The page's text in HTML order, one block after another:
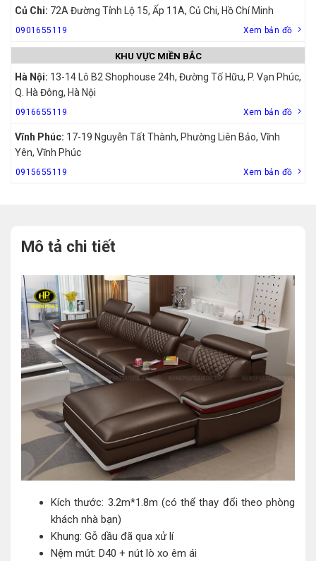
Củ Chi: 72A Đường Tỉnh Lộ 15, Ấp 11A, Củ Chi, Hồ Chí Minh
0901655119 Xem bản đồ
KHU VỰC MIỀN BẮC
Hà Nội: 13-14 Lô B2 Shophouse 24h, Đường Tố Hữu, P. Vạn Phúc,
Q. Hà Đông, Hà Nội
0916655119 Xem bản đồ
Vĩnh Phúc: 17-19 Nguyễn Tất Thành, Phường Liên Bảo, Vĩnh
Yên, Vĩnh Phúc
0915655119 Xem bản đồ
Mô tả chi tiết
Kích thước: 3.2m*1.8m (có thể thay đổi theo phòng
khách nhà bạn)
Khung: Gỗ dầu đã qua xử lí
Nệm mút: D40 + nút lò xo êm ái